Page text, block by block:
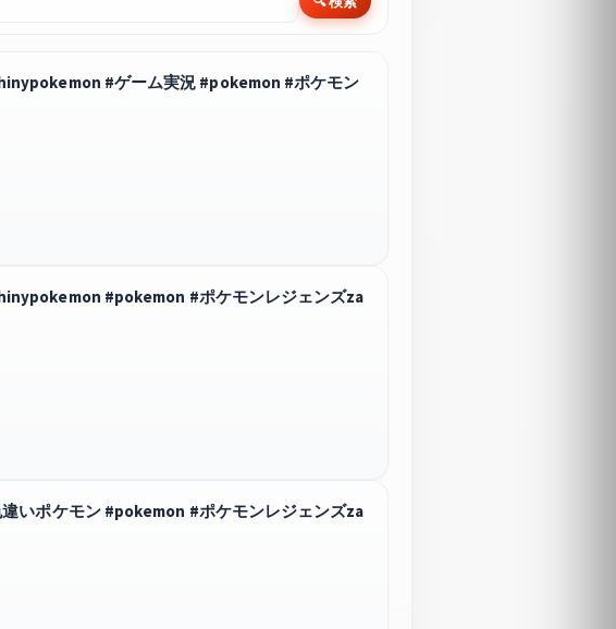
#ゲーム実況 #pokemon #ポケモン
#pokemon #ポケモンレジェンズza
いポケモン #pokemon #ポケモンレジェンズza